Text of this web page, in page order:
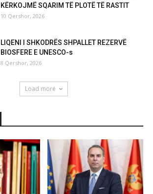
KËRKOJMË SQARIM TË PLOTË TË RASTIT
10 Qershor, 2026
LIQENI I SHKODRËS SHPALLET REZERVË
BIOSFERE E UNESCO-s
8 Qershor, 2026
Load more